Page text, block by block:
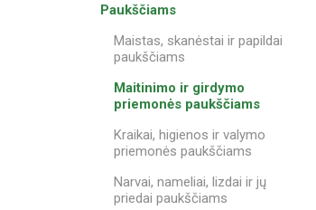
Paukščiams
Maistas, skanėstai ir papildai
paukščiams
Maitinimo ir girdymo
priemonės paukščiams
Kraikai, higienos ir valymo
priemonės paukščiams
Narvai, nameliai, lizdai ir jų
priedai paukščiams